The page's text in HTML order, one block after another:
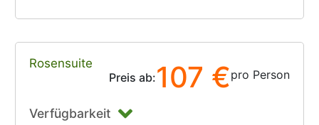
Rosensuite
Preis ab:107 €pro Person
Verfügbarkeit